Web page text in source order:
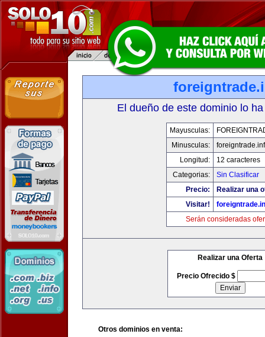
El dueño de este dominio lo
Mayusculas:
Minusculas:
Longitud:
12 caracteres
Categorias:
Sin Clasificar
Precio:
Realizar una
Visitar!
Serán consideradas
Realizar una Oferta
Precio Ofrecido $
Otros dominios en venta: